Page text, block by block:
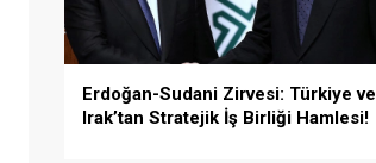
Erdoğan-Sudani Zirvesi: Türkiye ve
Irak’tan Stratejik İş Birliği Hamlesi!